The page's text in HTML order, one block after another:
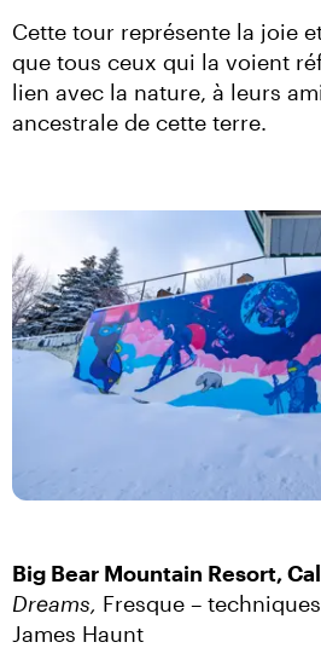
Cette tour représente la joie
que tous ceux qui la voient
lien avec la nature, à leurs
ancestrale de cette terre.
Big Bear Mountain Resort,
Dreams, Fresque –
James Haunt